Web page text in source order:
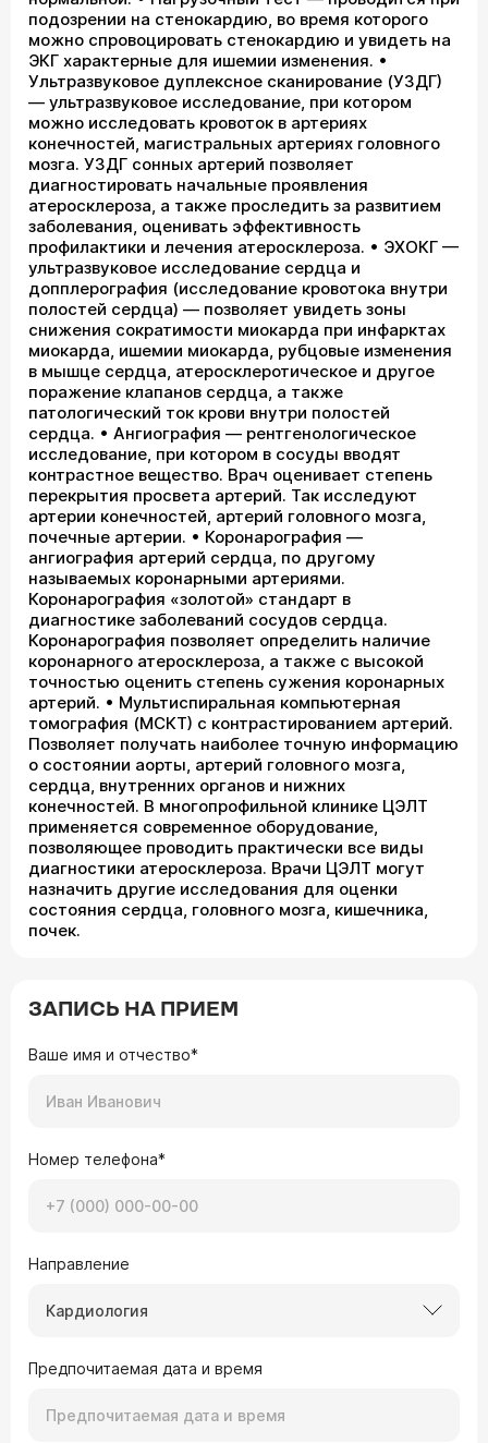
подозрении на стенокардию, во время которого
можно спровоцировать стенокардию и увидеть на
ЭКГ характерные для ишемии изменения. •
Ультразвуковое дуплексное сканирование (УЗДГ)
— ультразвуковое исследование, при котором
можно исследовать кровоток в артериях
конечностей, магистральных артериях головного
мозга. УЗДГ сонных артерий позволяет
диагностировать начальные проявления
атеросклероза, а также проследить за развитием
заболевания, оценивать эффективность
профилактики и лечения атеросклероза. • ЭХОКГ —
ультразвуковое исследование сердца и
допплерография (исследование кровотока внутри
полостей сердца) — позволяет увидеть зоны
снижения сократимости миокарда при инфарктах
миокарда, ишемии миокарда, рубцовые изменения
в мышце сердца, атеросклеротическое и другое
поражение клапанов сердца, а также
патологический ток крови внутри полостей
сердца. • Ангиография — рентгенологическое
исследование, при котором в сосуды вводят
контрастное вещество. Врач оценивает степень
перекрытия просвета артерий. Так исследуют
артерии конечностей, артерий головного мозга,
почечные артерии. • Коронарография —
ангиография артерий сердца, по другому
называемых коронарными артериями.
Коронарография «золотой» стандарт в
диагностике заболеваний сосудов сердца.
Коронарография позволяет определить наличие
коронарного атеросклероза, а также с высокой
точностью оценить степень сужения коронарных
артерий. • Мультиспиральная компьютерная
томография (МСКТ) с контрастированием артерий.
Позволяет получать наиболее точную информацию
о состоянии аорты, артерий головного мозга,
сердца, внутренних органов и нижних
конечностей. В многопрофильной клинике ЦЭЛТ
применяется современное оборудование,
позволяющее проводить практически все виды
диагностики атеросклероза. Врачи ЦЭЛТ могут
назначить другие исследования для оценки
состояния сердца, головного мозга, кишечника,
почек.
ЗАПИСЬ НА ПРИЕМ
Ваше имя и отчество*
Номер телефона*
Направление
Кардиология
Предпочитаемая дата и время